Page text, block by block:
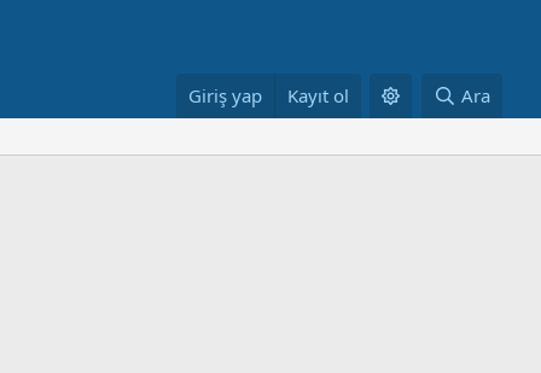
Giriş yap Kayıt ol Ara